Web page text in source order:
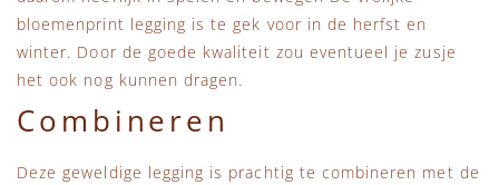
bloemenprint legging is te gek voor in de herfst en
winter. Door de goede kwaliteit zou eventueel je zusje
het ook nog kunnen dragen.
Combineren
Deze geweldige legging is prachtig te combineren met de